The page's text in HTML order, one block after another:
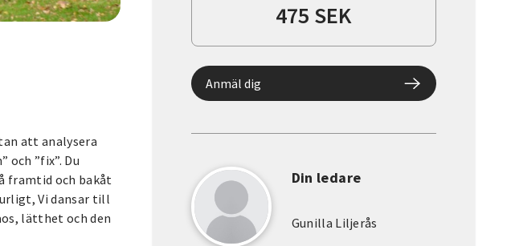
att analysera
”fix”. Du
framtid och bakåt
Vi dansar till
lätthet och den
475 SEK
Anmäl dig
Din ledare
Gunilla Liljerås